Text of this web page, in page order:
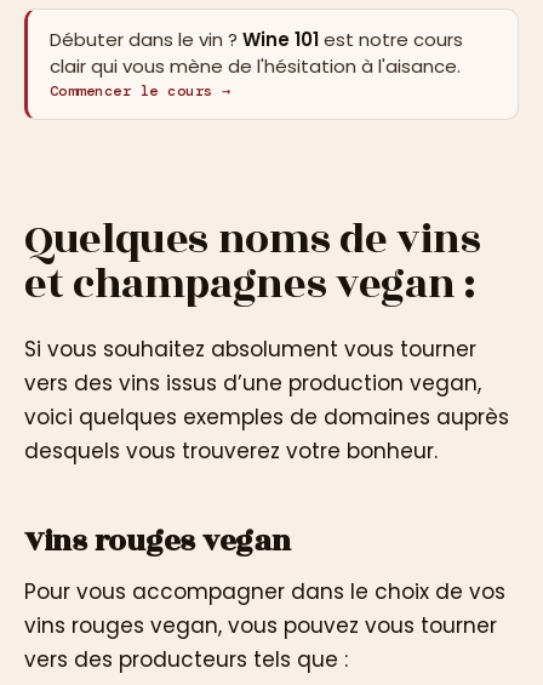
Débuter dans le vin ? Wine 101est notre cours
clair qui vous mène de l'hésitation à l'aisance.
Commencer le cours →
Quelques noms de vins
et champagnes vegan :
Si vous souhaitez absolument vous tourner
vers des vins issus d’une production vegan,
voici quelques exemples de domaines auprès
desquels vous trouverez votre bonheur.
Vins rouges vegan
Pour vous accompagner dans le choix de vos
vins rouges vegan, vous pouvez vous tourner
vers des producteurs tels que :